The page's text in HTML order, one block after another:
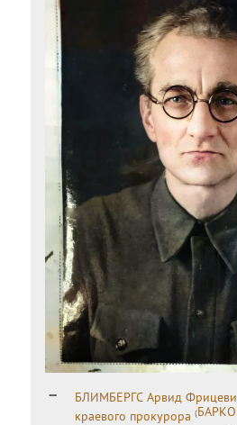
БЛИМБЕРГС Арвид
краевого прокурора (